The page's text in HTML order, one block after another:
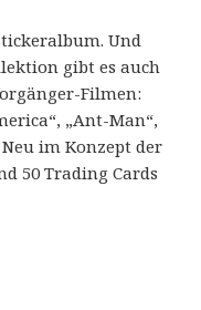
Und
gibt es auch
Filmen:
„Ant-Man“,
im Konzept der
50 Trading Cards